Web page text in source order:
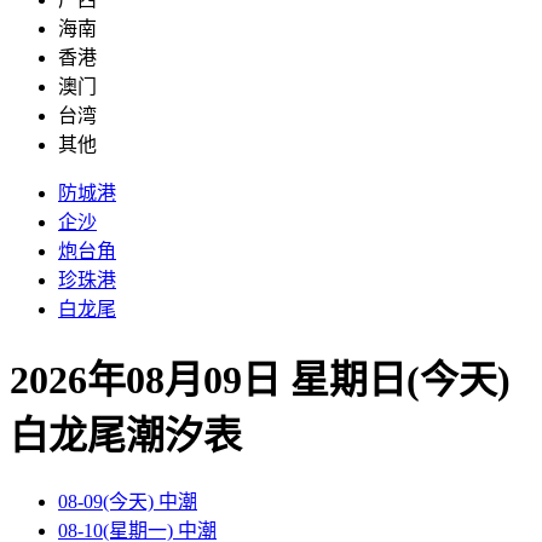
海南
香港
澳门
台湾
其他
防城港
企沙
炮台角
珍珠港
白龙尾
2026年08月09日 星期日(今天)
白龙尾潮汐表
08-09(今天) 中潮
08-10(星期一) 中潮